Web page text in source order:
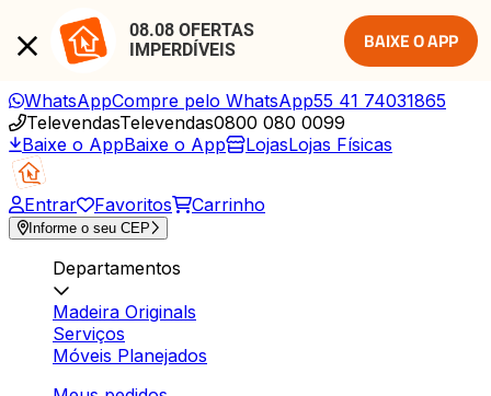
08.08 OFERTAS
IMPERDÍVEIS
BAIXE O APP
WhatsAppCompre pelo WhatsApp55 41 74031865
TelevendasTelevendas0800 080 0099
Baixe o AppBaixe o App LojasLojas Físicas
Entrar Favoritos Carrinho
Informe o seu CEP
Departamentos
Madeira Originals
Serviços
Móveis Planejados